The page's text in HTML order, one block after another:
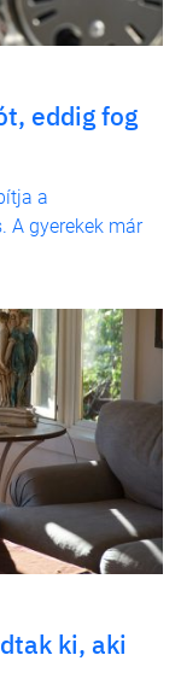
eddig fog
a
A gyerekek már
ki, aki